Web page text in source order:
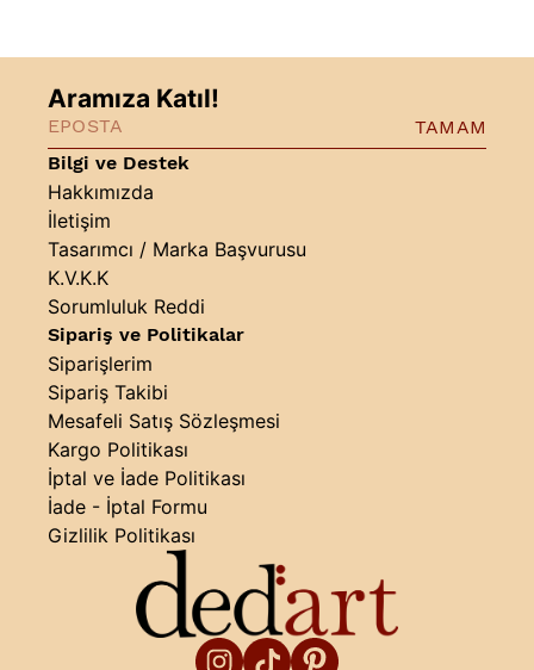
Bilgi ve Destek
Hakkımızda
İletişim
Tasarımcı / Marka Başvurusu
K.V.K.K
Sorumluluk Reddi
Sipariş ve Politikalar
Siparişlerim
Sipariş Takibi
Mesafeli Satış Sözleşmesi
Kargo Politikası
İptal ve İade Politikası
İade - İptal Formu
Gizlilik Politikası
Aramıza Katıl!
TAMAM